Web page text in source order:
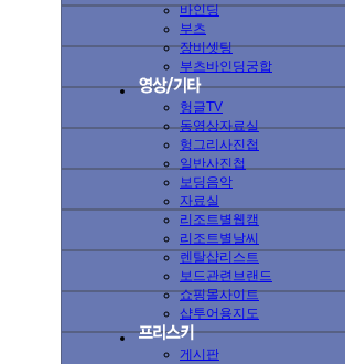
바인딩
부츠
장비셋팅
부츠바인딩궁합
헝글TV
동영상자료실
헝그리사진첩
일반사진첩
보딩음악
자료실
리조트별웹캠
리조트별날씨
렌탈샵리스트
보드관련브랜드
쇼핑몰사이트
샵투어용지도
게시판